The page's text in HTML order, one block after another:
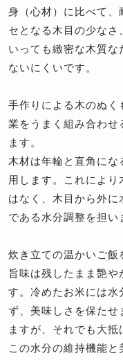
身（心材）に比べて、
セとなる木目の少な
いっても緻密な木質
ないにくいです。
手作りによる木のぬ
業をうまく組み合わ
ます。
木材は年輪と直角に
用します。これによ
はなく、木目から外に
である水分調整を担い
炊き立ての温かいご飯
旨味は残したまま艶
す。冷めたお米には
ず、美味しさを保たせ
ますが、それでも大抵
この水分の維持機能